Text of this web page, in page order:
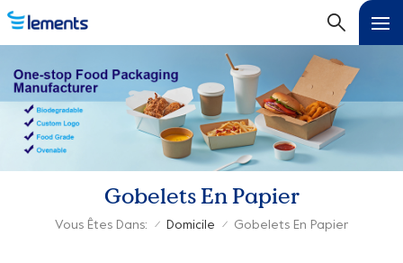
Gobelets En Papier
Vous Êtes Dans: / Domicile / Gobelets En Papier